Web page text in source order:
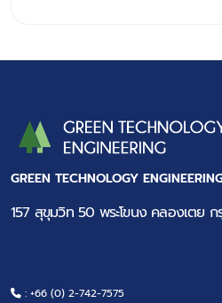
GREEN TECHNOLOGY
157 สุขุมวิท 50 พระโขนง คลองเตย
: +66 (0) 2-742-7575